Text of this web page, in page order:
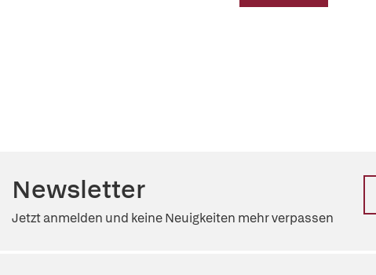
Newsletter
Jetzt anmelden und keine Neuigkeiten mehr verpassen